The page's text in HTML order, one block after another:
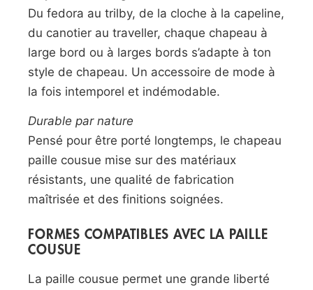
Du fedora au trilby, de la cloche à la capeline,
du canotier au traveller, chaque chapeau à
large bord ou à larges bords s’adapte à ton
style de chapeau. Un accessoire de mode à
la fois intemporel et indémodable.
Durable par nature
Pensé pour être porté longtemps, le chapeau
paille cousue mise sur des matériaux
résistants, une qualité de fabrication
maîtrisée et des finitions soignées.
FORMES COMPATIBLES AVEC LA PAILLE
COUSUE
La paille cousue permet une grande liberté